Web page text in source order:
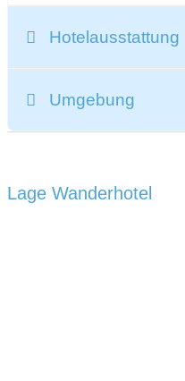
Hotelausstattung
Umgebung
Lage Wanderhotel